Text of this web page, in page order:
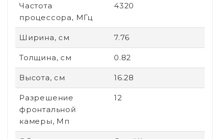
Частота
процессора, МГц
4320
Ширина, см 7.76
Толщина, см 0.82
Высота, см 16.28
Разрешение
фронтальной
камеры, Мп
12